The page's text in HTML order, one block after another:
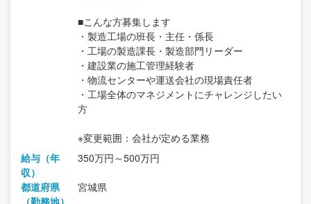
■こんな方募集します
・製造工場の班長・主任・係長
・工場の製造課長・製造部門リーダー
・建設業の施工管理経験者
・物流センターや運送会社の現場責任者
・工場全体のマネジメントにチャレンジしたい
方
※変更範囲：会社が定める業務
給与（年
収）
350万円～500万円
都道府県
（勤務地）
宮城県